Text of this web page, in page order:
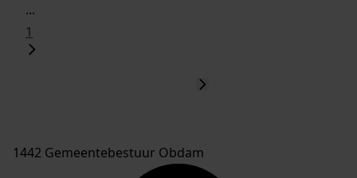
...
1
1442 Gemeentebestuur Obdam